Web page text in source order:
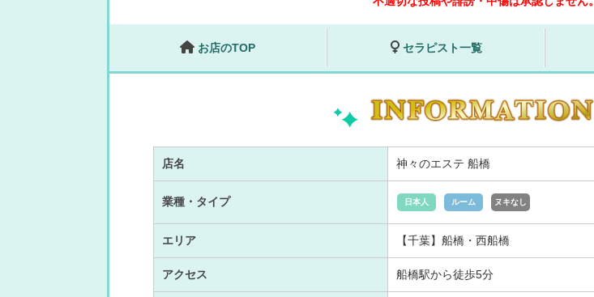
お店のTOP セラピスト一覧
店名 神々のエステ 船橋
業種・タイプ 日本人 ルーム ヌキなし
エリア 【千葉】船橋・西船橋
アクセス 船橋駅から徒歩5分